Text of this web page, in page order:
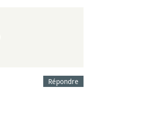
Répondre